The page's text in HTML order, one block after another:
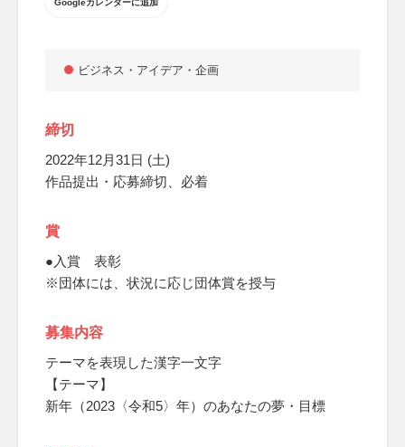
Googleカレンダーに追加
ビジネス・アイデア・企画
締切
2022年12月31日 (土)
作品提出・応募締切、必着
賞
●入賞 表彰
※団体には、状況に応じ団体賞を授与
募集内容
テーマを表現した漢字一文字
【テーマ】
新年（2023〈令和5〉年）のあなたの夢・目標